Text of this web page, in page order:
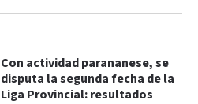
Con actividad parananese, se
disputa la segunda fecha de la
Liga Provincial: resultados